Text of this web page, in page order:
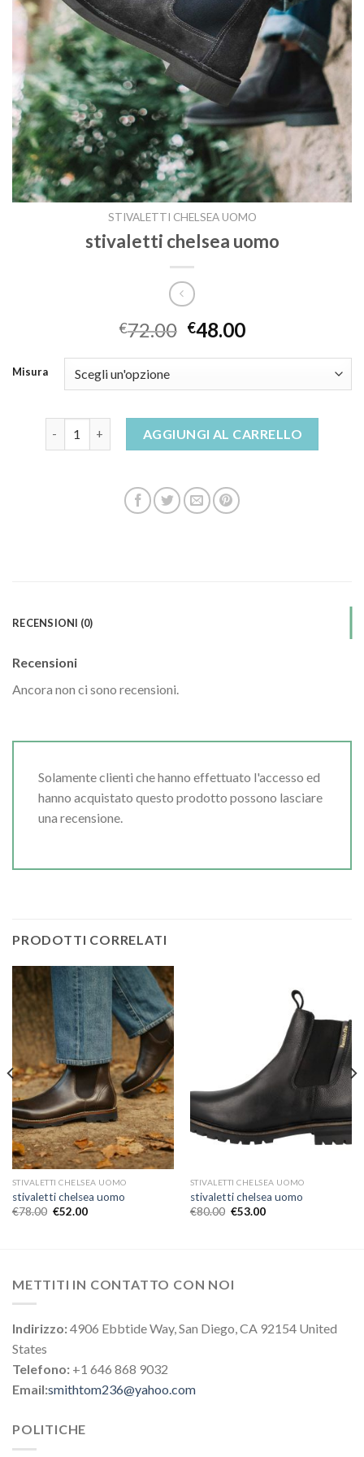
STIVALETTI CHELSEA UOMO
stivaletti chelsea uomo
€72.00 €48.00
Misura
AGGIUNGI AL CARRELLO
RECENSIONI (0)
Recensioni
Ancora non ci sono recensioni.
Solamente clienti che hanno effettuato l'accesso ed
hanno acquistato questo prodotto possono lasciare
una recensione.
PRODOTTI CORRELATI
STIVALETTI CHELSEA UOMO
stivaletti chelsea uomo
€78.00 €52.00
STIVALETTI CHELSEA UOMO
stivaletti chelsea uomo
€80.00 €53.00
METTITI IN CONTATTO CON NOI
Indirizzo:4906 Ebbtide Way, San Diego, CA 92154 United
States
Telefono: +1 646 868 9032
Email:smithtom236@yahoo.com
POLITICHE